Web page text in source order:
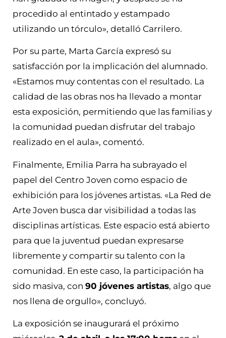
procedido al entintado y estampado
utilizando un tórculo», detalló Carrilero.
Por su parte, Marta García expresó su
satisfacción por la implicación del alumnado.
«Estamos muy contentas con el resultado. La
calidad de las obras nos ha llevado a montar
esta exposición, permitiendo que las familias y
la comunidad puedan disfrutar del trabajo
realizado en el aula», comentó.
Finalmente, Emilia Parra ha subrayado el
papel del Centro Joven como espacio de
exhibición para los jóvenes artistas. «La Red de
Arte Joven busca dar visibilidad a todas las
disciplinas artísticas. Este espacio está abierto
para que la juventud puedan expresarse
libremente y compartir su talento con la
comunidad. En este caso, la participación ha
sido masiva, con 90 jóvenes artistas, algo que
nos llena de orgullo», concluyó.
La exposición se inaugurará el próximo